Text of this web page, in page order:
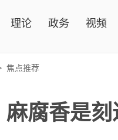
理论 政务 视频
焦点推荐
腐香是